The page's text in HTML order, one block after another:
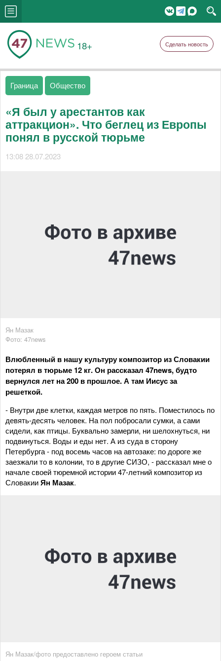
18+ Сделать новость
Граница Общество
«Я был у арестантов как
аттракцион». Что беглец из Европы
понял в русской тюрьме
13:08 28.07.2023
Ян Мазак
Фото: 47news
Влюбленный в нашу культуру композитор из Словакии
потерял в тюрьме 12 кг. Он рассказал 47news, будто
вернулся лет на 200 в прошлое. А там Иисус за
решеткой.
- Внутри две клетки, каждая метров по пять. Поместилось по
девять-десять человек. На пол побросали сумки, а сами
сидели, как птицы. Буквально замерли, ни шелохнуться, ни
подвинуться. Воды и еды нет. А из суда в сторону
Петербурга - под восемь часов на автозаке: по дороге же
заезжали то в колонии, то в другие СИЗО, - рассказал мне о
начале своей тюремной истории 47-летний композитор из
СловакииЯн Мазак.
Ян Мазак/фото предоставлено героем статьи